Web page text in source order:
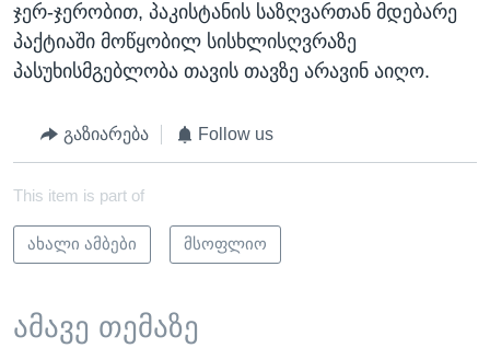
ჯერ-ჯერობით, პაკისტანის საზღვართან მდებარე
პაქტიაში მოწყობილ სისხლისღვრაზე
პასუხისმგებლობა თავის თავზე არავინ აიღო.
გაზიარება Follow us
This item is part of
ახალი ამბები მსოფლიო
ამავე თემაზე